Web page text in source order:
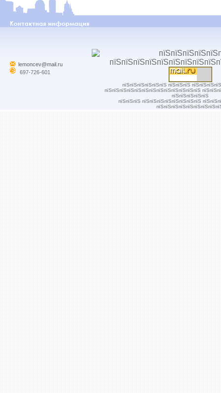
lemoncev@mail.ru
697-726-601
пїЅпїЅпїЅпїЅпїЅпїЅ пїЅпїЅпїЅ
пїЅпїЅпїЅпїЅпїЅпїЅпїЅпїЅпїЅпїЅпїЅпїЅпїЅ
пїЅпїЅпїЅпїЅпїЅ
пїЅпїЅпїЅ пїЅпїЅпїЅпїЅпїЅпїЅпїЅпїЅ